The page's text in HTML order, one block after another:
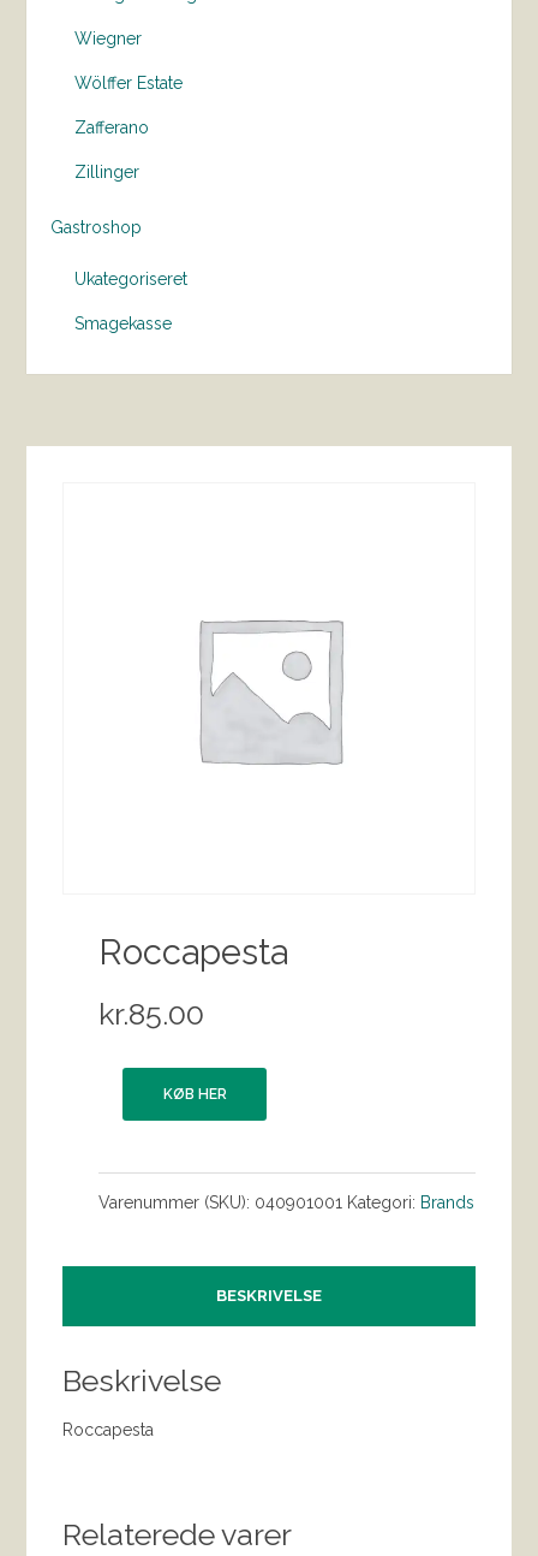
Wiegner
Wölffer Estate
Zafferano
Zillinger
Gastroshop
Ukategoriseret
Smagekasse
Roccapesta
kr.85.00
KØB HER
Varenummer (SKU): 040901001 Kategori: Brands
BESKRIVELSE
Beskrivelse
Roccapesta
Relaterede varer